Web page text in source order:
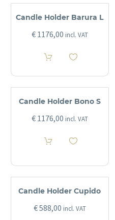
Candle Holder Barura L
€1176,00 incl. VAT
Candle Holder Bono S
€1176,00 incl. VAT
Candle Holder Cupido
€588,00 incl. VAT